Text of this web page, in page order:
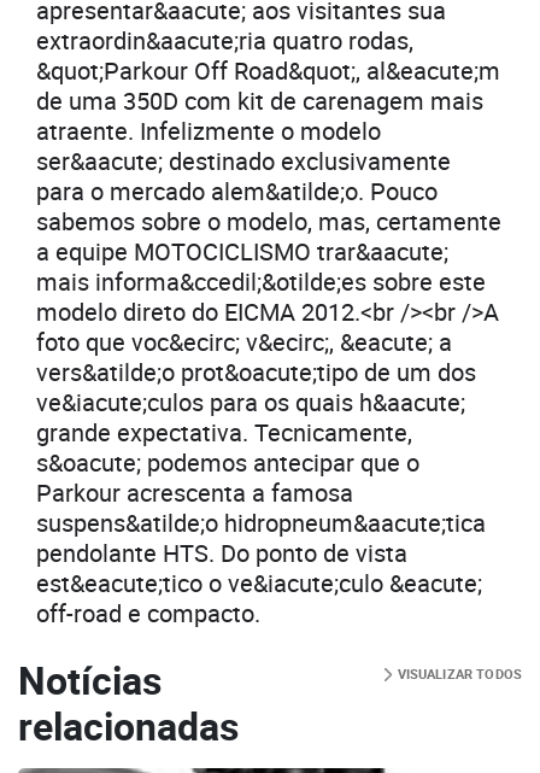
apresentar&aacute; aos visitantes sua
extraordin&aacute;ria quatro rodas,
&quot;Parkour Off Road&quot;, al&eacute;m
de uma 350D com kit de carenagem mais
atraente. Infelizmente o modelo
ser&aacute; destinado exclusivamente
para o mercado alem&atilde;o. Pouco
sabemos sobre o modelo, mas, certamente
a equipe MOTOCICLISMO trar&aacute;
mais informa&ccedil;&otilde;es sobre este
modelo direto do EICMA 2012.<br /><br />A
foto que voc&ecirc; v&ecirc;, &eacute; a
vers&atilde;o prot&oacute;tipo de um dos
ve&iacute;culos para os quais h&aacute;
grande expectativa. Tecnicamente,
s&oacute; podemos antecipar que o
Parkour acrescenta a famosa
suspens&atilde;o hidropneum&aacute;tica
pendolante HTS. Do ponto de vista
est&eacute;tico o ve&iacute;culo &eacute;
off-road e compacto.
Notícias
relacionadas
VISUALIZAR TODOS